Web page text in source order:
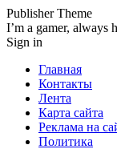
Publisher Theme
I’m a gamer, always
Sign in
Главная
Контакты
Лента
Карта сайта
Реклама на
Политика